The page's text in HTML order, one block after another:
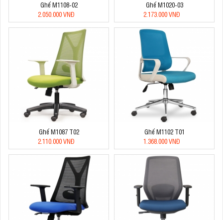
Ghế M1108-02
2.050.000 VNĐ
Ghế M1020-03
2.173.000 VNĐ
Ghế M1087 T02
2.110.000 VNĐ
Ghế M1102 T01
1.368.000 VNĐ